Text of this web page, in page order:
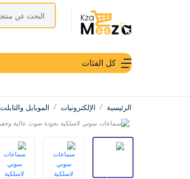
كل الفئات
الرئيسية الإلكترونيات الموبايل والتابلت